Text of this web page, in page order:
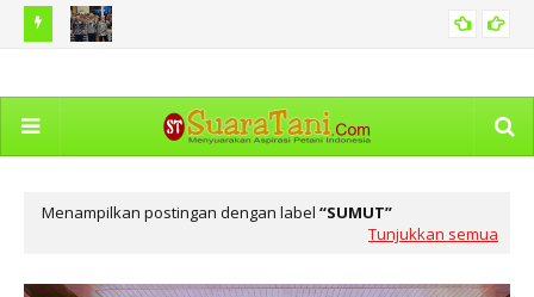
Pengelolaan Pelayanan Informasi
Menampilkan postingan dengan label
SUMUT
Tunjukkan semua